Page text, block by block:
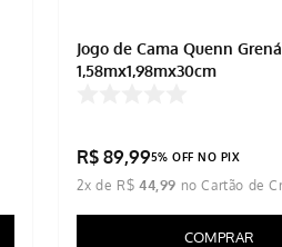
Jogo de Cama Quenn Grená
1,58mx1,98mx30cm
R$ 89,995% OFF NO PIX
2x de R$ 44 99
COMPRAR